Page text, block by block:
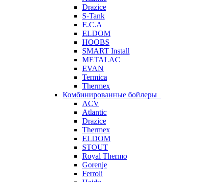
Drazice
S-Tank
E.C.A
ELDOM
HOOBS
SMART Install
METALAC
EVAN
Termica
Thermex
Комбинированные бойлеры
ACV
Atlantic
Drazice
Thermex
ELDOM
STOUT
Royal Thermo
Gorenje
Ferroli